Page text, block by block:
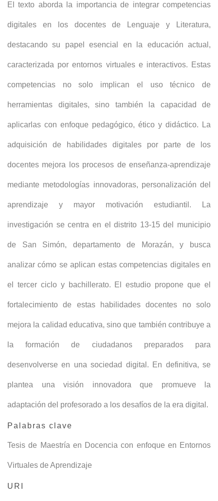
El texto aborda la importancia de integrar competencias
digitales en los docentes de Lenguaje y Literatura,
destacando su papel esencial en la educación actual,
caracterizada por entornos virtuales e interactivos. Estas
competencias no solo implican el uso técnico de
herramientas digitales, sino también la capacidad de
aplicarlas con enfoque pedagógico, ético y didáctico. La
adquisición de habilidades digitales por parte de los
docentes mejora los procesos de enseñanza-aprendizaje
mediante metodologías innovadoras, personalización del
aprendizaje y mayor motivación estudiantil. La
investigación se centra en el distrito 13-15 del municipio
de San Simón, departamento de Morazán, y busca
analizar cómo se aplican estas competencias digitales en
el tercer ciclo y bachillerato. El estudio propone que el
fortalecimiento de estas habilidades docentes no solo
mejora la calidad educativa, sino que también contribuye a
la formación de ciudadanos preparados para
desenvolverse en una sociedad digital. En definitiva, se
plantea una visión innovadora que promueve la
adaptación del profesorado a los desafíos de la era digital.
Palabras clave
Tesis de Maestría en Docencia con enfoque en Entornos
Virtuales de Aprendizaje
URI